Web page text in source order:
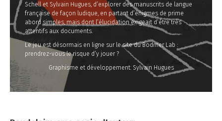
Schell et Sylvain Hugues, d’explorer des manuscrits de langue
française de façon ludique, en partant d’énigmes de prime
abord simples, mais dont l’élucidation exigeait d’être très
attentifs aux documents.
Le jeu est désormais en ligne sur le site du Bodmer Lab :
prendrez-vous le risque d’y jouer ?
Graphisme et développement: Sylvain Hugues